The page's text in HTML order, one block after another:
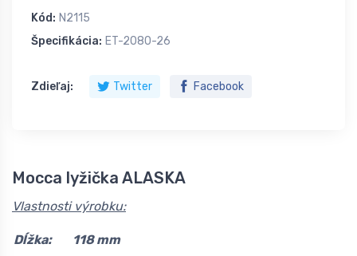
Kód: N2115
Špecifikácia: ET-2080-26
Zdieľaj: Twitter Facebook
Mocca lyžička ALASKA
Vlastnosti výrobku:
Dĺžka:
118 mm